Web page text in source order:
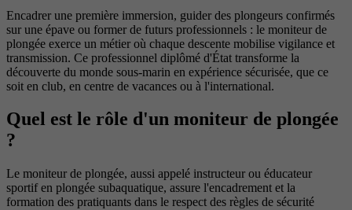
Encadrer une première immersion, guider des plongeurs confirmés
sur une épave ou former de futurs professionnels : le moniteur de
plongée exerce un métier où chaque descente mobilise vigilance et
transmission. Ce professionnel diplômé d'État transforme la
découverte du monde sous-marin en expérience sécurisée, que ce
soit en club, en centre de vacances ou à l'international.
Quel est le rôle d'un moniteur de plongée
?
Le moniteur de plongée, aussi appelé instructeur ou éducateur
sportif en plongée subaquatique, assure l'encadrement et la
formation des pratiquants dans le respect des règles de sécurité